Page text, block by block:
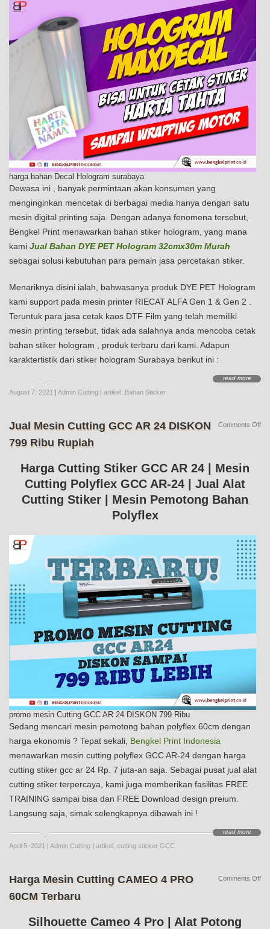
harga bahan Decal Hologram surabaya
Dewasa ini , banyak permintaan akan konsumen yang
menginginkan mencetak di berbagai media hanya dengan satu
mesin digital printing saja. Dengan adanya fenomena tersebut,
Bengkel Print menawarkan bahan stiker hologram, yang mana
kami Jual Bahan DYE PET Hologram 32cmx30m Murah
sebagai solusi kebutuhan para pemain jasa percetakan stiker.
Menariknya disini ialah, bahwasanya produk DYE PET Hologram
kami support pada mesin printer RIECAT ALFA Gen 1 & Gen 2 .
Teruntuk para jasa cetak kaos DTF Film yang telah memiliki
mesin printing tersebut, tidak ada salahnya anda mencoba cetak
bahan stiker hologram , produk terbaru dari kami. Adapun
karaktertistik dari stiker hologram Surabaya berikut ini :
read more
August 7, 2021 | Admin Cutting | artikel Bahan Sticker
Jual Mesin Cutting GCC AR 24 DISKON
799 Ribu Rupiah
Harga Cutting Stiker GCC AR 24 | Mesin
Cutting Polyflex GCC AR-24 | Jual Alat
Cutting Stiker | Mesin Pemotong Bahan
Polyflex
promo mesin Cutting GCC AR 24 DISKON 799 Ribu
Sedang mencari mesin pemotong bahan polyflex 60cm dengan
harga ekonomis ? Tepat sekali, Bengkel Print Indonesia
menawarkan mesin cutting polyflex GCC AR-24 dengan harga
cutting stiker gcc ar 24 Rp. 7 juta-an saja. Sebagai pusat jual alat
cutting stiker terpercaya, kami juga memberikan fasilitas FREE
TRAINING sampai bisa dan FREE Download design preium.
Langsung saja, simak selengkapnya dibawah ini !
read more
April 5, 2021 | Admin Cutting | artikel cutting sticker GCC
Comments Offon
Harga Mesin Cutting CAMEO 4 PRO
60CM Terbaru
Silhouette Cameo 4 Pro | Alat Potong
Comments Offon